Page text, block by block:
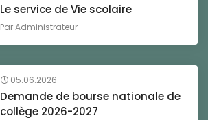
Le service de Vie scolaire
ParAdministrateur
05.06.2026
Demande de bourse nationale de
collège 2026-2027